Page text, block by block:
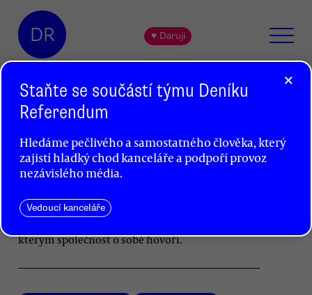
DR ♥ Daruji
Jaká kulturní politika?
Alena Zemančíková
Co si o živém umění a kulturní politice myslí
Stropnický? A co Alena Zemančíková? Třeba
kterým společnost o sobě hovoří.
×
Staňte se součástí týmu Deníku
Referendum
Hledáme pečlivého a samostatného člověka, který
zajistí hladký chod kanceláře a podpoří provoz
nezávislého média.
Vedoucí kanceláře